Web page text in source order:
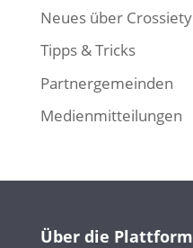
Neues über Crossiety
Tipps & Tricks
Partnergemeinden
Medienmitteilungen
Über die Plattform